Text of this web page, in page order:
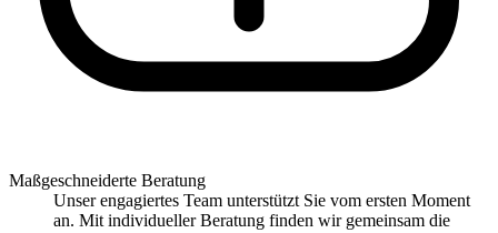
Maßgeschneiderte Beratung
Unser engagiertes Team unterstützt Sie vom ersten Moment
an. Mit individueller Beratung finden wir gemeinsam die